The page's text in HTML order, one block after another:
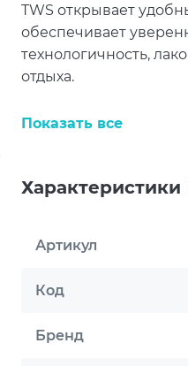
TWS открывает
обеспечивает
технологичность,
отдыха.
насыщенное звучание
диапазон 20–20000
Anker SoundCore
использования с
Сенсорное
аудиосценарием без
Показать все
Характеристики
Артикул
Код
Бренд